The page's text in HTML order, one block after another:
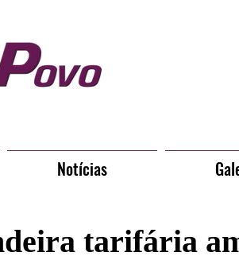
tarifária
Notícias